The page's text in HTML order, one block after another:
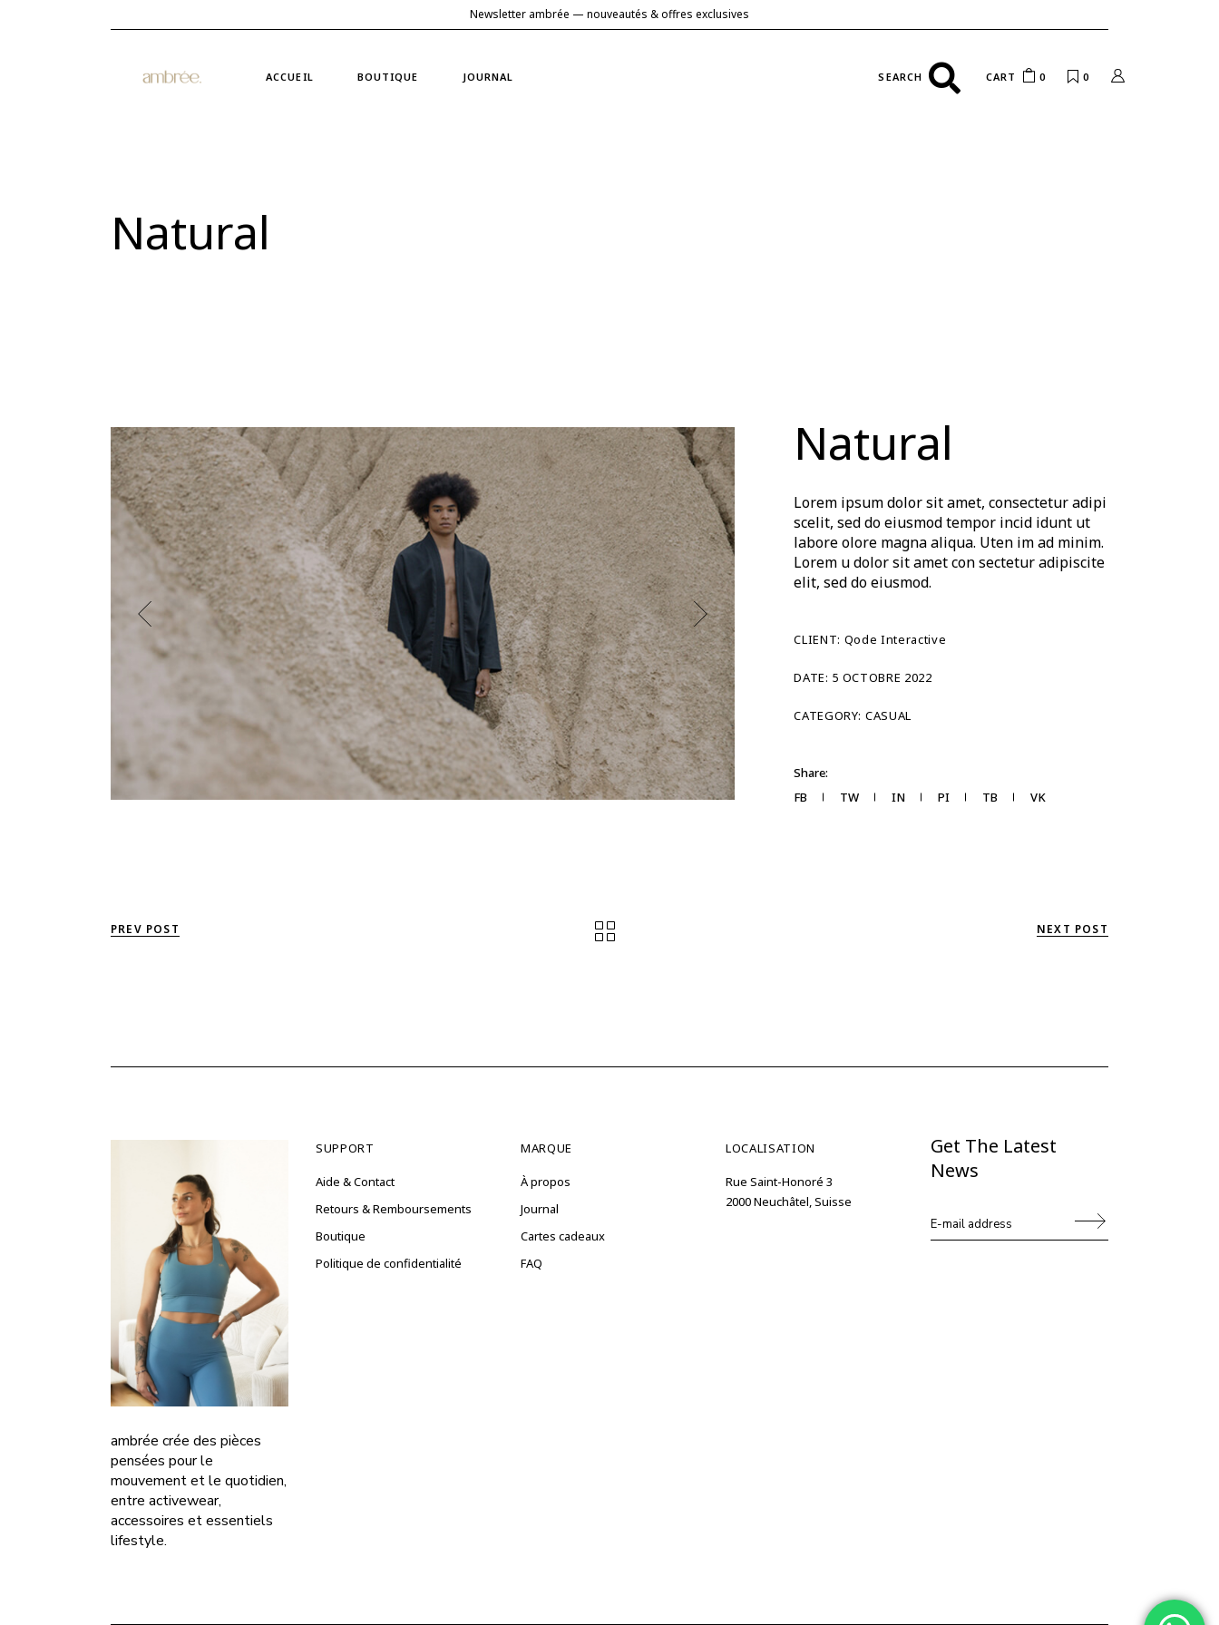
Newsletter ambrée — nouveautés & offres exclusives
ACCUEIL BOUTIQUE JOURNAL CART 0 0
Natural
Natural
Lorem ipsum dolor sit amet, consectetur adipi
scelit, sed do eiusmod tempor incid idunt ut
labore olore magna aliqua. Uten im ad minim.
Lorem u dolor sit amet con sectetur adipiscite
elit, sed do eiusmod.
CLIENT: Qode Interactive
DATE: 5 OCTOBRE 2022
CATEGORY: CASUAL
Share:
FB
TW IN PI TB VK
PREV POST NEXT POST
ambrée crée des pièces
pensées pour le
mouvement et le quotidien,
entre activewear,
accessoires et essentiels
lifestyle.
SUPPORT
Aide & Contact
Retours & Remboursements
Boutique
Politique de confidentialité
MARQUE
À propos
Journal
Cartes cadeaux
FAQ
LOCALISATION
Rue Saint-Honoré 3
2000 Neuchâtel, Suisse
Get The Latest
News